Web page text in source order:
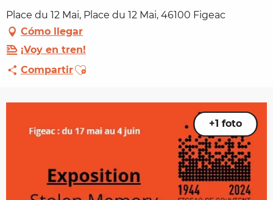
Place du 12 Mai, Place du 12 Mai, 46100 Figeac
Cómo llegar
¡Voy en tren!
CompartirAjouter aux favoris
+1 foto